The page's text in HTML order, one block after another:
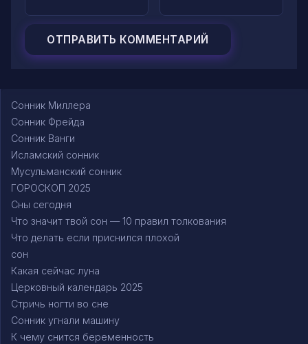
Сонник Миллера
Сонник Фрейда
Сонник Ванги
Исламский сонник
Мусульманский сонник
ГОРОСКОП 2025
Сны сегодня
Что значит твой сон — 10 правил толкования
Что делать если приснился плохой
сон
Какая сейчас луна
Церковный календарь 2025
Стричь ногти во сне
Сонник угнали машину
К чему снится беременность